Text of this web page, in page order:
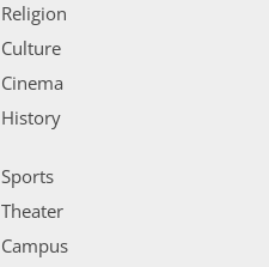
Religion
Culture
Cinema
History
Sports
Theater
Campus